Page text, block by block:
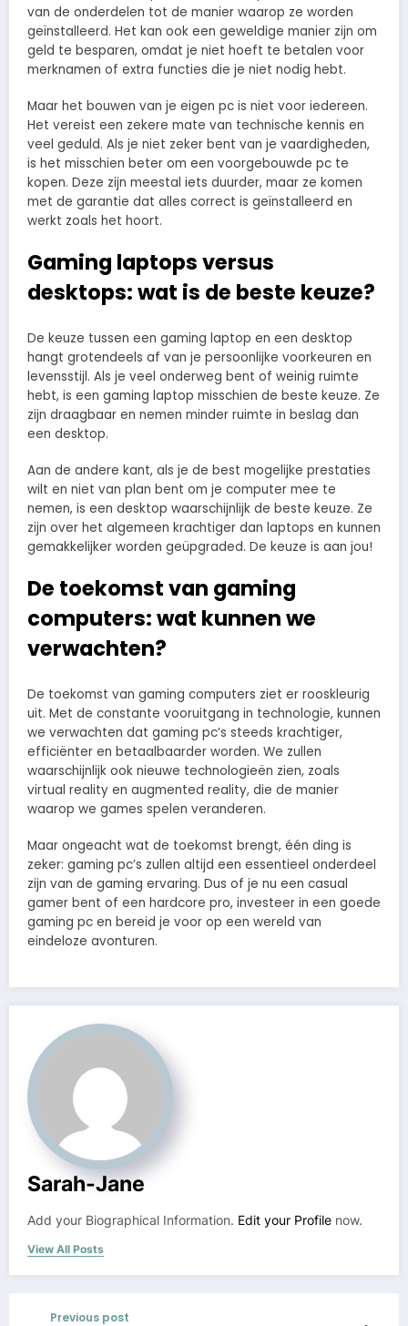
van de onderdelen tot de manier waarop ze worden
geïnstalleerd. Het kan ook een geweldige manier zijn om
geld te besparen, omdat je niet hoeft te betalen voor
merknamen of extra functies die je niet nodig hebt.
Maar het bouwen van je eigen pc is niet voor iedereen.
Het vereist een zekere mate van technische kennis en
veel geduld. Als je niet zeker bent van je vaardigheden,
is het misschien beter om een ​​voorgebouwde pc te
kopen. Deze zijn meestal iets duurder, maar ze komen
met de garantie dat alles correct is geïnstalleerd en
werkt zoals het hoort.
Gaming laptops versus
desktops: wat is de beste keuze?
De keuze tussen een gaming laptop en een desktop
hangt grotendeels af van je persoonlijke voorkeuren en
levensstijl. Als je veel onderweg bent of weinig ruimte
hebt, is een gaming laptop misschien de beste keuze. Ze
zijn draagbaar en nemen minder ruimte in beslag dan
een desktop.
Aan de andere kant, als je de best mogelijke prestaties
wilt en niet van plan bent om je computer mee te
nemen, is een desktop waarschijnlijk de beste keuze. Ze
zijn over het algemeen krachtiger dan laptops en kunnen
gemakkelijker worden geüpgraded. De keuze is aan jou!
De toekomst van gaming
computers: wat kunnen we
verwachten?
De toekomst van gaming computers ziet er rooskleurig
uit. Met de constante vooruitgang in technologie, kunnen
we verwachten dat gaming pc’s steeds krachtiger,
efficiënter en betaalbaarder worden. We zullen
waarschijnlijk ook nieuwe technologieën zien, zoals
virtual reality en augmented reality, die de manier
waarop we games spelen veranderen.
Maar ongeacht wat de toekomst brengt, één ding is
zeker: gaming pc’s zullen altijd een essentieel onderdeel
zijn van de gaming ervaring. Dus of je nu een casual
gamer bent of een hardcore pro, investeer in een goede
gaming pc en bereid je voor op een wereld van
eindeloze avonturen.
Sarah-Jane
Add your Biographical Information. Edit your Profile now.
View All Posts
Previous post